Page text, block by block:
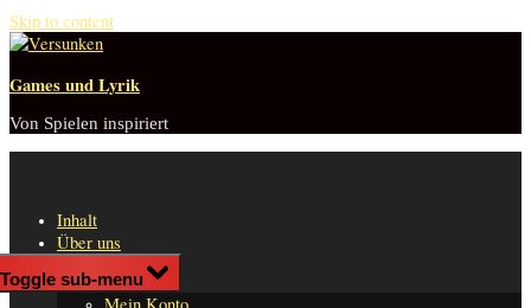
Skip to content
Games und Lyrik
Von Spielen inspiriert
Inhalt
Über uns
Shop
Toggle sub-menu
Mein Konto